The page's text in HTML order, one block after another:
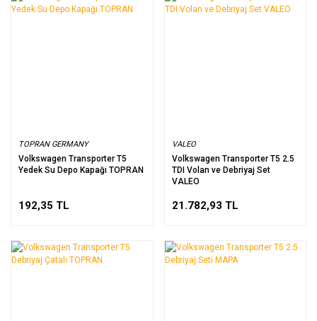
TOPRAN GERMANY
Volkswagen Transporter T5
Yedek Su Depo Kapağı TOPRAN
192,35 TL
VALEO
Volkswagen Transporter T5 2.5
TDI Volan ve Debriyaj Set
VALEO
21.782,93 TL